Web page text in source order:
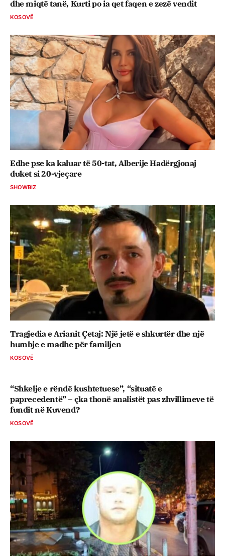
dhe miqtë tanë, Kurti po ia qet faqen e zezë vendit
KOSOVË
Edhe pse ka kaluar të 50-tat, Alberije Hadërgjonaj
duket si 20-vjeçare
SHOWBIZ
Tragjedia e Arianit Çetaj: Një jetë e shkurtër dhe një
humbje e madhe për familjen
KOSOVË
“Shkelje e rëndë kushtetuese”, “situatë e
paprecedentë” – çka thonë analistët pas zhvillimeve të
fundit në Kuvend?
KOSOVË